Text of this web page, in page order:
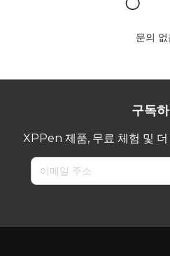
문의 없
구독하
XPPen 제품, 무료 체험 및